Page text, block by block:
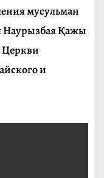
мусульман
Наурызбая Қажы
Церкви
и